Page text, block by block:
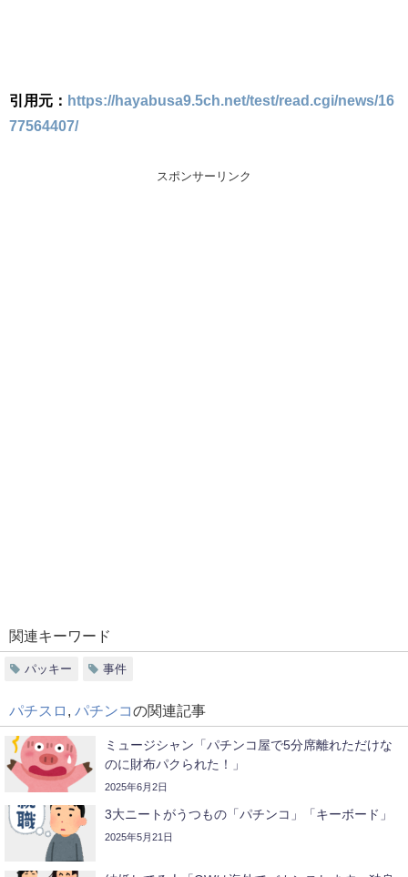
引用元： https://hayabusa9.5ch.net/test/read.cgi/news/16
77564407/
スポンサーリンク
関連キーワード
パッキー 事件
パチスロ パチンコの関連記事
ミュージシャン「パチンコ屋で5分席離れただけな
のに財布パクられた！」
2025年6月2日
3大ニートがうつもの「パチンコ」「キーボード」
2025年5月21日